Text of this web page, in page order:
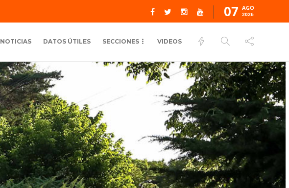
07 AGO
2026
NOTICIAS DATOS ÚTILES SECCIONES VIDEOS